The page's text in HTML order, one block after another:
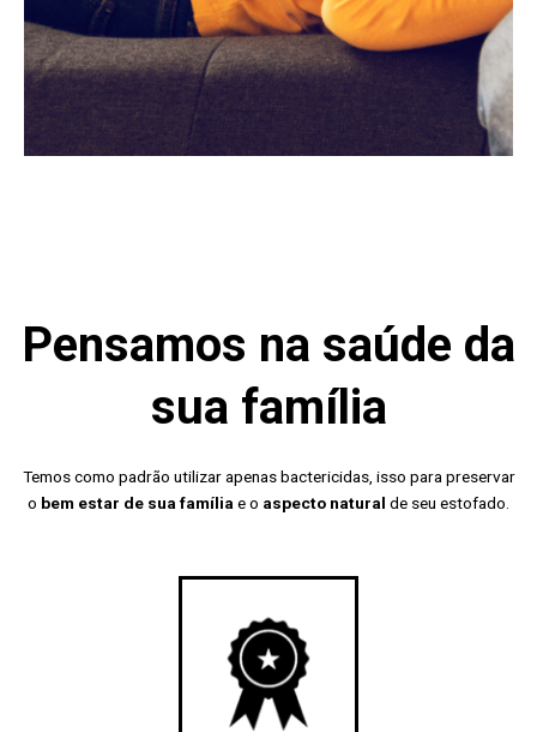
Pensamos na saúde da
sua família
Temos como padrão utilizar apenas bactericidas, isso para preservar
o bem estar de sua família e o aspecto natural de seu estofado.